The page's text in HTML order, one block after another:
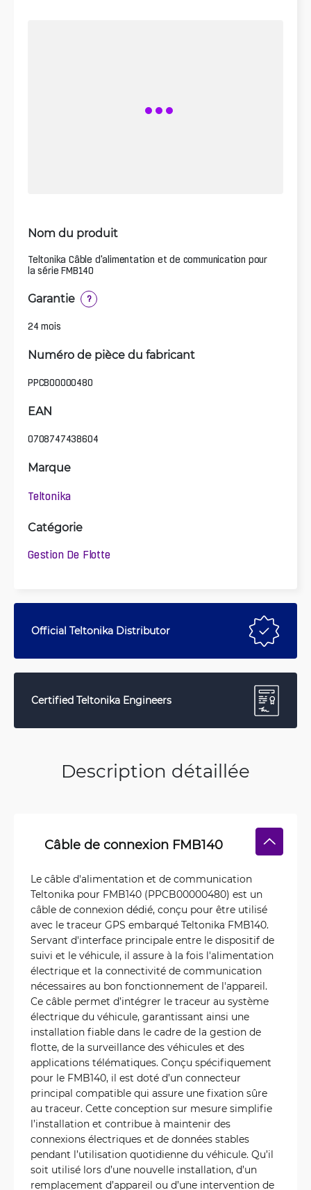
Nom du produit
Teltonika Câble d'alimentation et de communication pour
la série FMB140
Garantie ?
24 mois
Numéro de pièce du fabricant
PPCB00000480
EAN
0708747438604
Marque
Teltonika
Catégorie
Gestion De Flotte
Official Teltonika Distributor
Certified Teltonika Engineers
Description détaillée
Câble de connexion FMB140
Le câble d'alimentation et de communication
Teltonika pour FMB140 (PPCB00000480) est un
câble de connexion dédié, conçu pour être utilisé
avec le traceur GPS embarqué Teltonika FMB140.
Servant d'interface principale entre le dispositif de
suivi et le véhicule, il assure à la fois l'alimentation
électrique et la connectivité de communication
nécessaires au bon fonctionnement de l'appareil.
Ce câble permet d’intégrer le traceur au système
électrique du véhicule, garantissant ainsi une
installation fiable dans le cadre de la gestion de
flotte, de la surveillance des véhicules et des
applications télématiques. Conçu spécifiquement
pour le FMB140, il est doté d’un connecteur
principal compatible qui assure une fixation sûre
au traceur. Cette conception sur mesure simplifie
l’installation et contribue à maintenir des
connexions électriques et de données stables
pendant l’utilisation quotidienne du véhicule. Qu’il
soit utilisé lors d’une nouvelle installation, d’un
remplacement d’appareil ou d’une intervention de